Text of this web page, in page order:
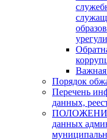
Порядок
Перечень
данных,
ПОЛОЖЕНИЕ
данных